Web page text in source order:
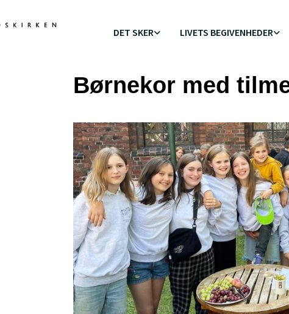
DET SKER LIVETS BEGIVENHEDER
Børnekor med